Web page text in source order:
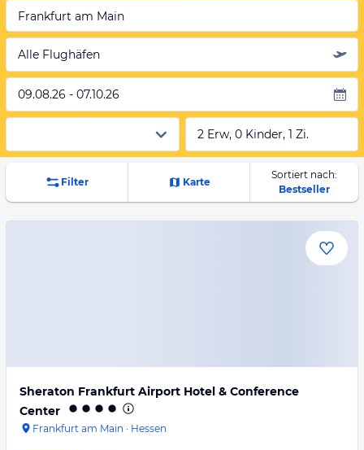
Frankfurt am Main
Alle Flughäfen
09.08.26 - 07.10.26
2 Erw, 0 Kinder, 1 Zi.
Filter Karte
Sortiert nach:
Bestseller
Sheraton Frankfurt Airport Hotel & Conference
Center
Frankfurt am Main · Hessen